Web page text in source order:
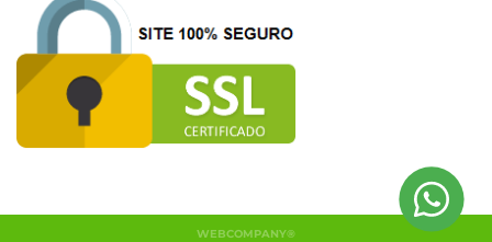
WEBCOMPANY®